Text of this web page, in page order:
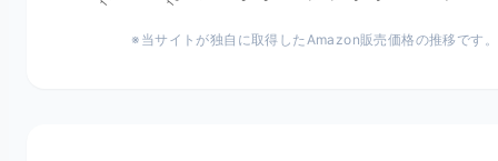
※当サイトが独自に取得したAmazon販売価格の推移です。